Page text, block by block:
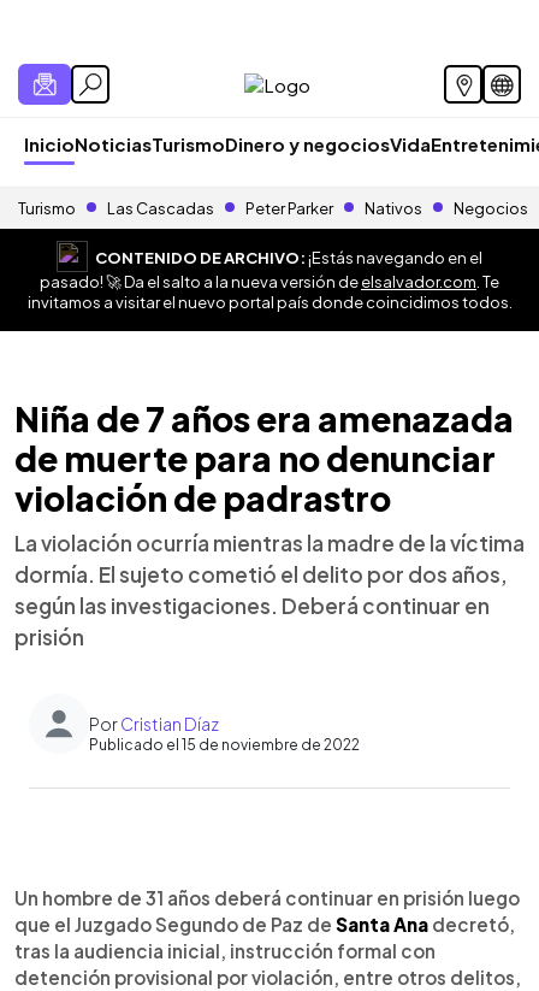
InicioNoticiasTurismoDinero y negociosVida
Turismo Las Cascadas Peter Parker Nativos Negocios
CONTENIDO DE ARCHIVO:¡Estás navegando en el
pasado! 🚀 Da el salto a la nueva versión deelsalvador.com . Te
invitamos a visitar el nuevo portal país donde coincidimos todos.
Niña de 7 años era amenazada
de muerte para no denunciar
violación de padrastro
La violación ocurría mientras la madre de la víctima
dormía. El sujeto cometió el delito por dos años,
según las investigaciones. Deberá continuar en
prisión
PorCristian Díaz
Publicado el 15 de noviembre de 2022
► Escuchar artículo
Un hombre de 31 años deberá continuar en prisión luego
que el Juzgado Segundo de Paz de Santa Ana decretó,
tras la audiencia inicial, instrucción formal con
detención provisional por violación, entre otros delitos,